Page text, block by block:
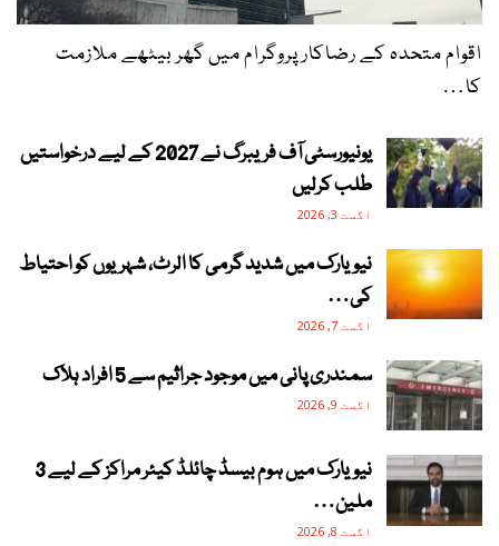
اقوام متحدہ کے رضاکار پروگرام میں گھر بیٹھے ملازمت
کا…
یونیورسٹی آف فریبرگ نے 2027 کے لیے درخواستیں
طلب کرلیں
اگست 3, 2026
نیویارک میں شدید گرمی کا الرٹ، شہریوں کو احتیاط
کی…
اگست 7, 2026
سمندری پانی میں موجود جراثیم سے 5 افراد ہلاک
اگست 9, 2026
نیویارک میں ہوم بیسڈ چائلڈ کیئر مراکز کے لیے 3
ملین…
اگست 8, 2026